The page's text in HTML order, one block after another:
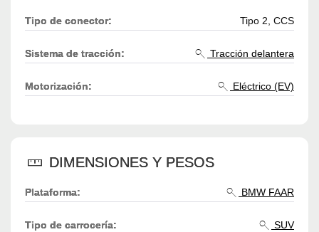
Tipo de conector: Tipo 2, CCS
Sistema de tracción: Tracción delantera
Motorización: Eléctrico (EV)
DIMENSIONES Y PESOS
Plataforma: BMW FAAR
Tipo de carrocería: SUV